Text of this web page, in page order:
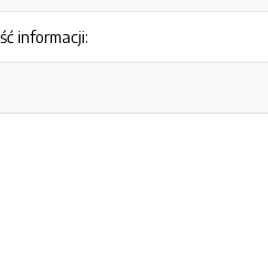
informacji: